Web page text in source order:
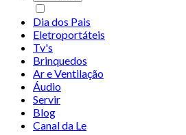
Dia dos Pais
Eletroportáteis
Tv's
Brinquedos
Ar e Ventilação
Áudio
Servir
Blog
Canal da Le